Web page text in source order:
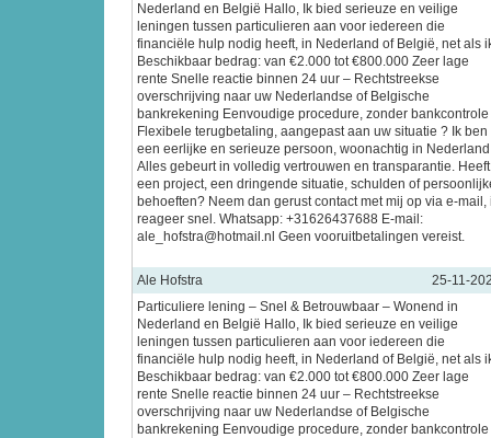
Nederland en België Hallo, Ik bied serieuze en veilige
leningen tussen particulieren aan voor iedereen die
financiële hulp nodig heeft, in Nederland of België, net als
Beschikbaar bedrag: van €2.000 tot €800.000 Zeer lage
rente Snelle reactie binnen 24 uur – Rechtstreekse
overschrijving naar uw Nederlandse of Belgische
bankrekening Eenvoudige procedure, zonder bankcontrole
Flexibele terugbetaling, aangepast aan uw situatie ? Ik ben
een eerlijke en serieuze persoon, woonachtig in
Alles gebeurt in volledig vertrouwen en transparantie.
een project, een dringende situatie, schulden of
behoeften? Neem dan gerust contact met mij op via e-mail,
reageer snel. Whatsapp: +31626437688 E-mail:
ale_hofstra@hotmail.nl Geen vooruitbetalingen vereist.
Ale Hofstra
25-11-
Particuliere lening – Snel & Betrouwbaar – Wonend in
Nederland en België Hallo, Ik bied serieuze en veilige
leningen tussen particulieren aan voor iedereen die
financiële hulp nodig heeft, in Nederland of België, net als
Beschikbaar bedrag: van €2.000 tot €800.000 Zeer lage
rente Snelle reactie binnen 24 uur – Rechtstreekse
overschrijving naar uw Nederlandse of Belgische
bankrekening Eenvoudige procedure, zonder bankcontrole